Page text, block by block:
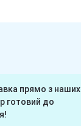
прямо з наших
готовий до